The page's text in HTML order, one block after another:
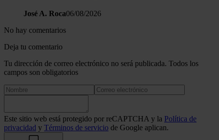
José A. Roca06/08/2026
No hay comentarios
Deja tu comentario
Tu dirección de correo electrónico no será publicada. Todos los
campos son obligatorios
Este sitio web está protegido por reCAPTCHA y la Política de
privacidad y Términos de servicio de Google aplican.